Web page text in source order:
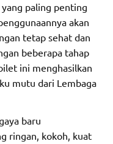
paling penting
akan
tetap sehat dan
beberapa tahap
ini menghasilkan
mutu dari Lembaga
baru
ringan, kokoh, kuat